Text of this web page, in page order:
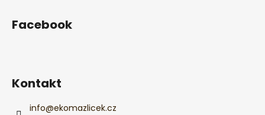
Facebook
Kontakt
info@ekomazlicek.cz